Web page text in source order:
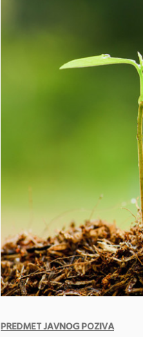
PREDMET JAVNOG POZIVA